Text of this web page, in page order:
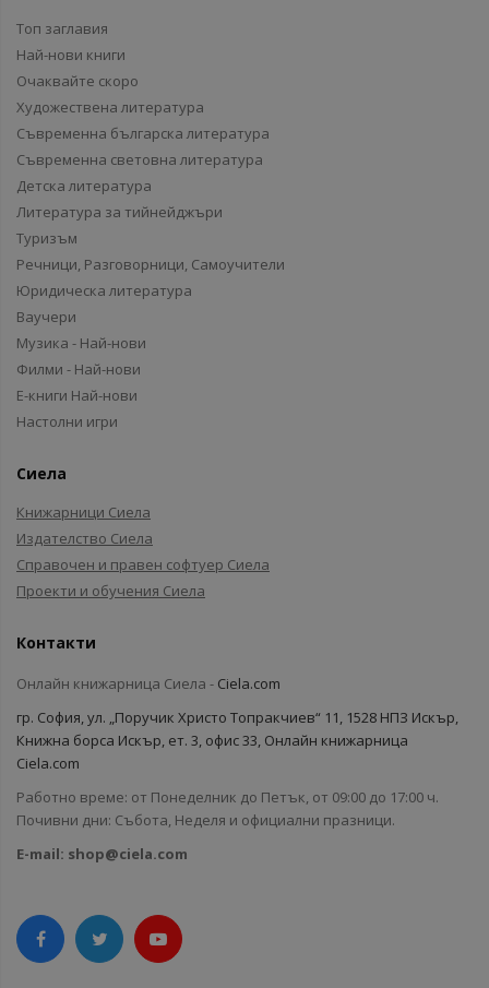
Топ заглавия
Най-нови книги
Очаквайте скоро
Художествена литература
Съвременна българска литература
Съвременна световна литература
Детска литература
Литература за тийнейджъри
Туризъм
Речници, Разговорници, Самоучители
Юридическа литература
Ваучери
Музика - Най-нови
Филми - Най-нови
Е-книги Най-нови
Настолни игри
Сиела
Книжарници Сиела
Издателство Сиела
Справочен и правен софтуер Сиела
Проекти и обучения Сиела
Контакти
Онлайн книжарница Сиела - Ciela.com
гр. София, ул. „Поручик Христо Топракчиев“ 11, 1528 НПЗ Искър,
Книжна борса Искър, ет. 3, офис 33, Онлайн книжарница
Ciela.com
Работно време: от Понеделник до Петък, от 09:00 до 17:00 ч.
Почивни дни: Събота, Неделя и официални празници.
E-mail: shop@ciela.com